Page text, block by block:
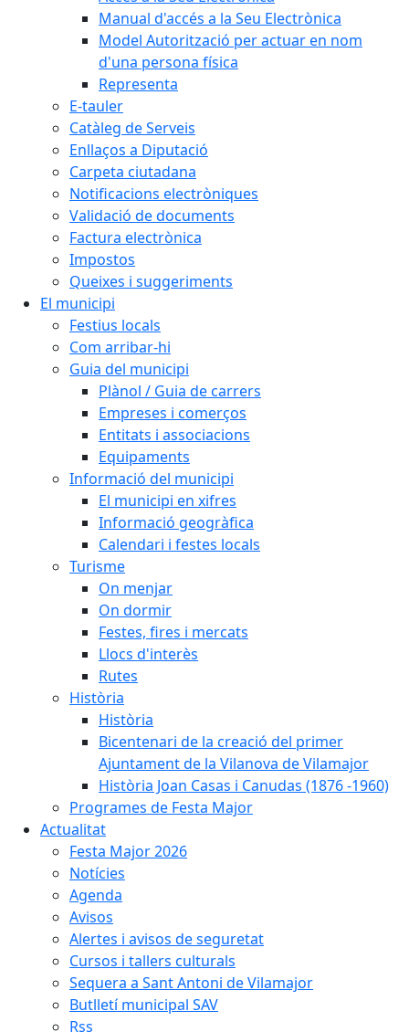
Manual d'accés a la Seu Electrònica
Model Autorització per actuar en nom
d'una persona física
Representa
E-tauler
Catàleg de Serveis
Enllaços a Diputació
Carpeta ciutadana
Notificacions electròniques
Validació de documents
Factura electrònica
Impostos
Queixes i suggeriments
El municipi
Festius locals
Com arribar-hi
Guia del municipi
Plànol / Guia de carrers
Empreses i comerços
Entitats i associacions
Equipaments
Informació del municipi
El municipi en xifres
Informació geogràfica
Calendari i festes locals
Turisme
On menjar
On dormir
Festes, fires i mercats
Llocs d'interès
Rutes
Història
Història
Bicentenari de la creació del primer
Ajuntament de la Vilanova de Vilamajor
Història Joan Casas i Canudas (1876 -1960)
Programes de Festa Major
Actualitat
Festa Major 2026
Notícies
Agenda
Avisos
Alertes i avisos de seguretat
Cursos i tallers culturals
Sequera a Sant Antoni de Vilamajor
Butlletí municipal SAV
Rss